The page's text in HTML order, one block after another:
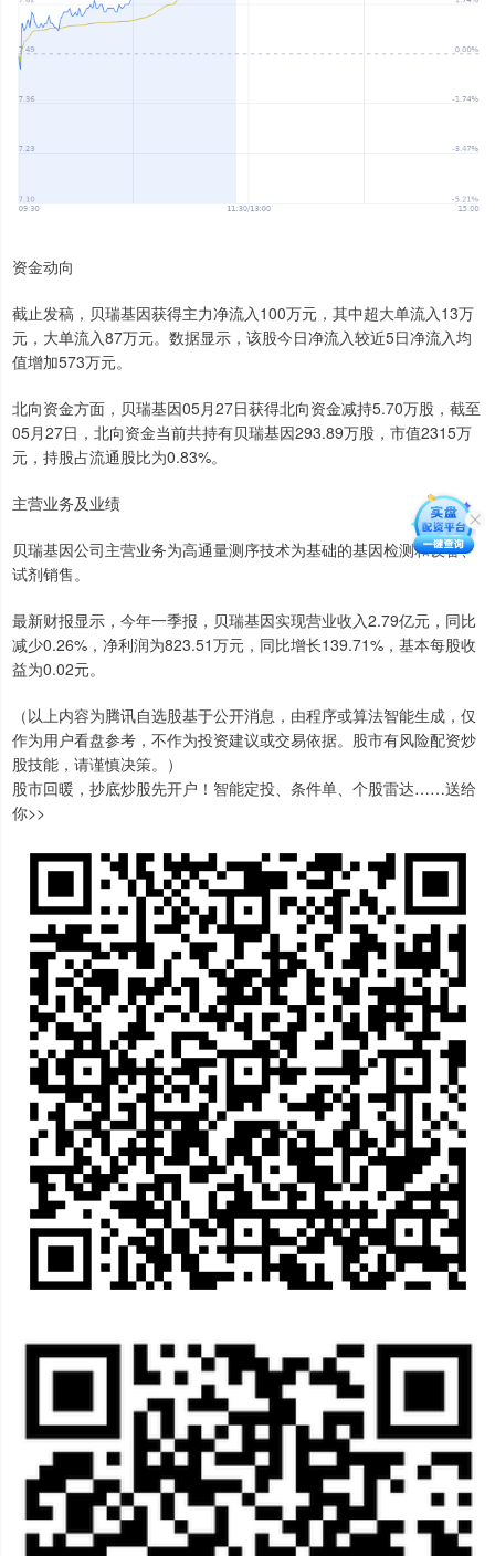
资金动向
截止发稿，贝瑞基因获得主力净流入100万元，其中超大单流入13万
元，大单流入87万元。数据显示，该股今日净流入较近5日净流入均
值增加573万元。
北向资金方面，贝瑞基因05月27日获得北向资金减持5.70万股，截至
05月27日，北向资金当前共持有贝瑞基因293.89万股，市值2315万
元，持股占流通股比为0.83%。
主营业务及业绩
贝瑞基因公司主营业务为高通量测序技术为基础的基因检测和设备、
试剂销售。
最新财报显示，今年一季报，贝瑞基因实现营业收入2.79亿元，同比
减少0.26%，净利润为823.51万元，同比增长139.71%，基本每股收
益为0.02元。
（以上内容为腾讯自选股基于公开消息，由程序或算法智能生成，仅
作为用户看盘参考，不作为投资建议或交易依据。股市有风险配资炒
股技能，请谨慎决策。）
股市回暖，抄底炒股先开户！智能定投、条件单、个股雷达……送给
你>>